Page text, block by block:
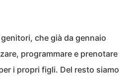
genitori, che già da gennaio
programmare e prenotare
i propri figli. Del resto siamo